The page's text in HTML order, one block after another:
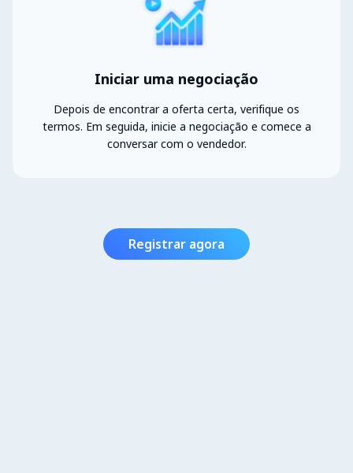
Iniciar uma negociação
Depois de encontrar a oferta certa, verifique os
termos. Em seguida, inicie a negociação e comece a
conversar com o vendedor.
Registrar agora